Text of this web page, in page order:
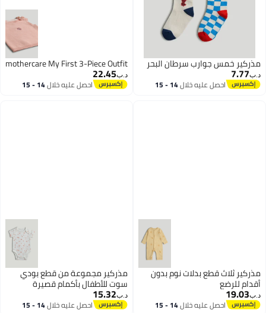
مذركير خمس جوارب سرطان البحر
د.ب‏7.77
احصل عليه خلال 14 - 15
mothercare My First 3-Piece Outfit
د.ب‏22.45
احصل عليه خلال 14 - 15
مذركير ثلاث قطع بدلات نوم بدون
أقدام للرضع
د.ب‏19.03
احصل عليه خلال 14 - 15
مذركير مجموعة من قطع بودي
سوت للأطفال بأكمام قصيرة
بتصميم أصدقاء الفطور
د.ب‏15.32
احصل عليه خلال 14 - 15